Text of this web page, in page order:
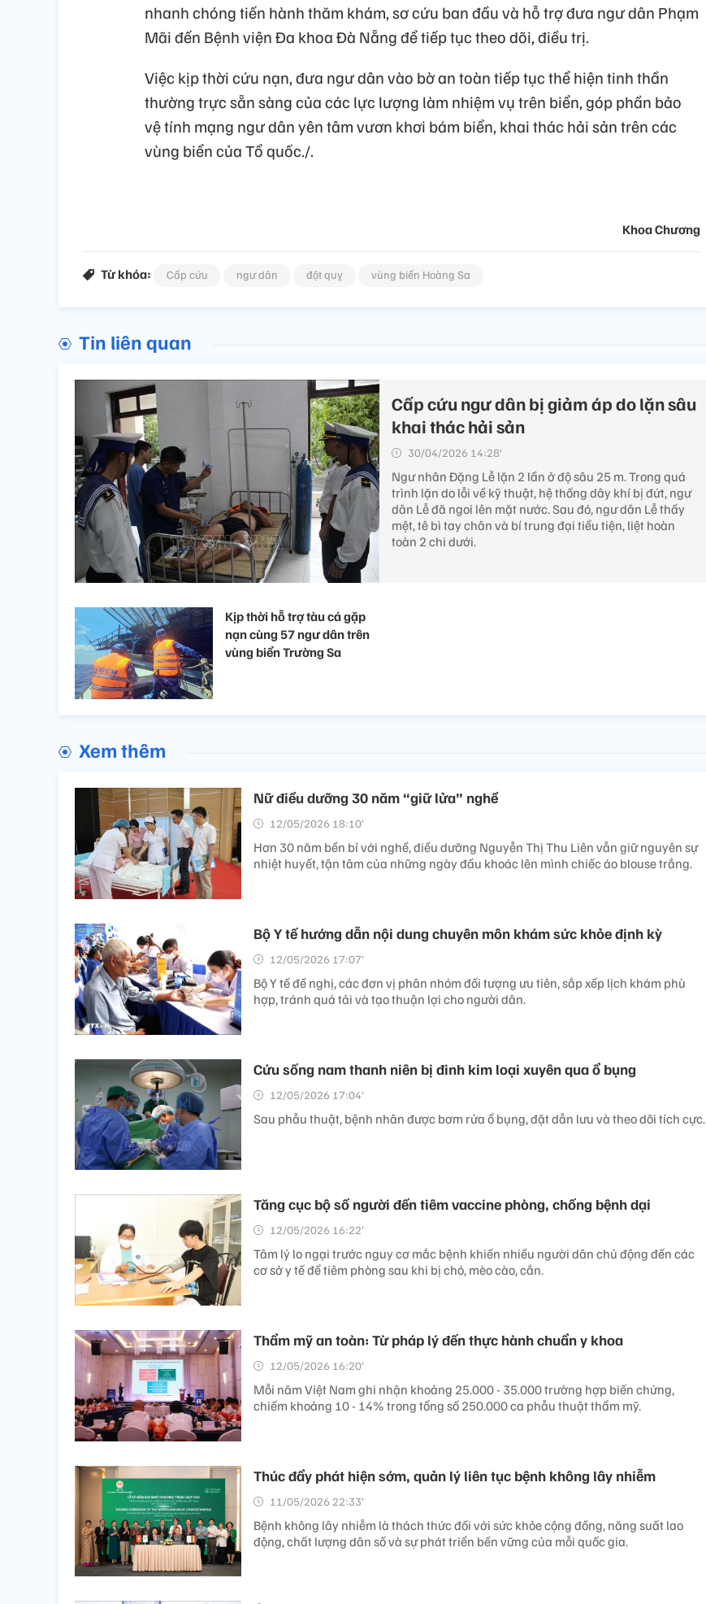
nhanh chóng tiến hành thăm khám, sơ cứu ban đầu và hỗ trợ đưa ngư dân Phạm
Mãi đến Bệnh viện Đa khoa Đà Nẵng để tiếp tục theo dõi, điều trị.
Việc kịp thời cứu nạn, đưa ngư dân vào bờ an toàn tiếp tục thể hiện tinh thần
thường trực sẵn sàng của các lực lượng làm nhiệm vụ trên biển, góp phần bảo
vệ tính mạng ngư dân yên tâm vươn khơi bám biển, khai thác hải sản trên các
vùng biển của Tổ quốc./.
Khoa Chương
Từ khóa: Cấp cứu ngư dân đột quỵ vùng biển Hoàng Sa
Tin liên quan
Cấp cứu ngư dân bị giảm áp do lặn sâu
khai thác hải sản
30/04/2026 14:28’
Ngư nhân Đặng Lễ lặn 2 lần ở độ sâu 25 m. Trong quá
trình lặn do lỗi về kỹ thuật, hệ thống dây khí bị đứt, ngư
dân Lễ đã ngoi lên mặt nước. Sau đó, ngư dân Lễ thấy
mệt, tê bì tay chân và bí trung đại tiểu tiện, liệt hoàn
toàn 2 chi dưới.
Kịp thời hỗ trợ tàu cá gặp
nạn cùng 57 ngư dân trên
vùng biển Trường Sa
Xem thêm
Nữ điều dưỡng 30 năm “giữ lửa” nghề
12/05/2026 18:10’
Hơn 30 năm bền bỉ với nghề, điều dưỡng Nguyễn Thị Thu Liên vẫn giữ nguyên sự
nhiệt huyết, tận tâm của những ngày đầu khoác lên mình chiếc áo blouse trắng.
Bộ Y tế hướng dẫn nội dung chuyên môn khám sức khỏe định kỳ
12/05/2026 17:07’
Bộ Y tế đề nghị, các đơn vị phân nhóm đối tượng ưu tiên, sắp xếp lịch khám phù
hợp, tránh quá tải và tạo thuận lợi cho người dân.
Cứu sống nam thanh niên bị đinh kim loại xuyên qua ổ bụng
12/05/2026 17:04’
Sau phẫu thuật, bệnh nhân được bơm rửa ổ bụng, đặt dẫn lưu và theo dõi tích cực.
Tăng cục bộ số người đến tiêm vaccine phòng, chống bệnh dại
12/05/2026 16:22’
Tâm lý lo ngại trước nguy cơ mắc bệnh khiến nhiều người dân chủ động đến các
cơ sở y tế để tiêm phòng sau khi bị chó, mèo cào, cắn.
Thẩm mỹ an toàn: Từ pháp lý đến thực hành chuẩn y khoa
12/05/2026 16:20’
Mỗi năm Việt Nam ghi nhận khoảng 25.000 - 35.000 trường hợp biến chứng,
chiếm khoảng 10 - 14% trong tổng số 250.000 ca phẫu thuật thẩm mỹ.
Thúc đẩy phát hiện sớm, quản lý liên tục bệnh không lây nhiễm
11/05/2026 22:33’
Bệnh không lây nhiễm là thách thức đối với sức khỏe cộng đồng, năng suất lao
động, chất lượng dân số và sự phát triển bền vững của mỗi quốc gia.